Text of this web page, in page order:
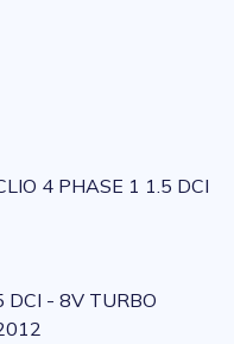
4 PHASE 1 1.5 DCI
DCI - 8V TURBO